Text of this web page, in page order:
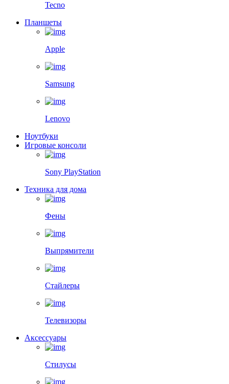
Tecno
Планшеты
Apple
Samsung
Lenovo
Ноутбуки
Игровые консоли
Sony PlayStation
Техника для дома
Фены
Выпрямители
Стайлеры
Телевизоры
Аксессуары
Стилусы